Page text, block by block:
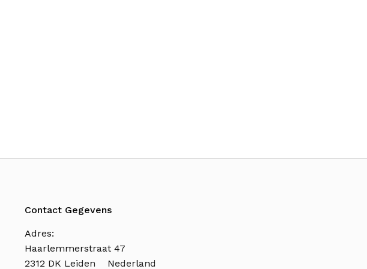
Contact Gegevens
Adres:
Haarlemmerstraat 47
2312 DK Leiden Nederland